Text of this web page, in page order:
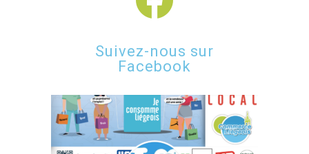
Suivez-nous sur
Facebook